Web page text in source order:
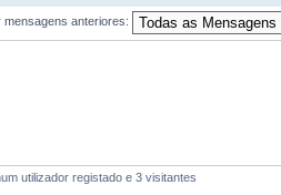
mensagens anteriores:
utilizador registado e 3 visitantes